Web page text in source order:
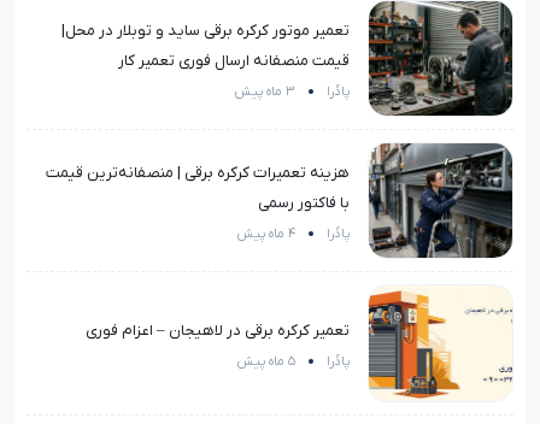
تعمیر موتور کرکره برقی ساید و توبلار در محل|
قیمت منصفانه ارسال فوری تعمیر کار
پادُرا 3 ماه پیش
هزینه تعمیرات کرکره برقی | منصفانه‌ترین قیمت
با فاکتور رسمی
پادُرا 4 ماه پیش
تعمیر کرکره برقی در لاهیجان – اعزام فوری
پادُرا 5 ماه پیش